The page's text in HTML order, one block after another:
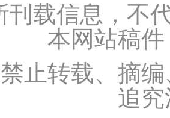
刊载信息，不
本网站稿
止转载、摘
追